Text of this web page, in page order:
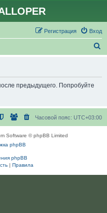
Вход
Регистрация
предыдущего. Попробуйте
Часовой пояс: UTC+03:00
Software © phpBB Limited
phpBB
phpBB
| Правила